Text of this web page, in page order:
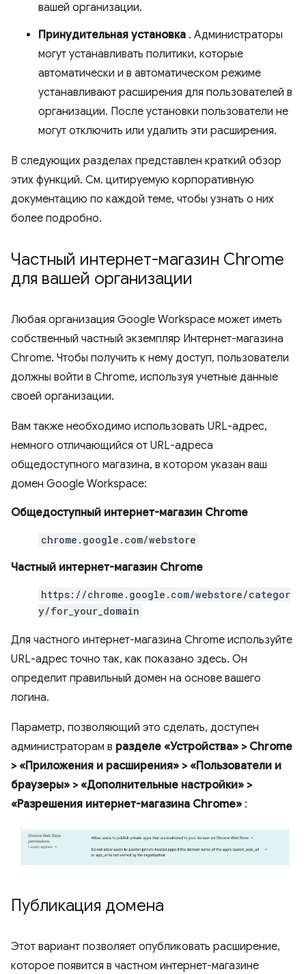
вашей организации.
Принудительная установка . Администраторы
могут устанавливать политики, которые
автоматически и в автоматическом режиме
устанавливают расширения для пользователей в
организации. После установки пользователи не
могут отключить или удалить эти расширения.
В следующих разделах представлен краткий обзор
этих функций. См. цитируемую корпоративную
документацию по каждой теме, чтобы узнать о них
более подробно.
Частный интернет-магазин Chrome
для вашей организации
Любая организация Google Workspace может иметь
собственный частный экземпляр Интернет-магазина
Chrome. Чтобы получить к нему доступ, пользователи
должны войти в Chrome, используя учетные данные
своей организации.
Вам также необходимо использовать URL-адрес,
немного отличающийся от URL-адреса
общедоступного магазина, в котором указан ваш
домен Google Workspace:
Общедоступный интернет-магазин Chrome
chrome.google.com/webstore
Частный интернет-магазин Chrome
https://chrome.google.com/webstore/categor
y/for_your_domain
Для частного интернет-магазина Chrome используйте
URL-адрес точно так, как показано здесь. Он
определит правильный домен на основе вашего
логина.
Параметр, позволяющий это сделать, доступен
администраторам в разделе «Устройства» > Chrome
> «Приложения и расширения» > «Пользователи и
браузеры» > «Дополнительные настройки» >
«Разрешения интернет-магазина Chrome» :
Публикация домена
Этот вариант позволяет опубликовать расширение,
которое появится в частном интернет-магазине